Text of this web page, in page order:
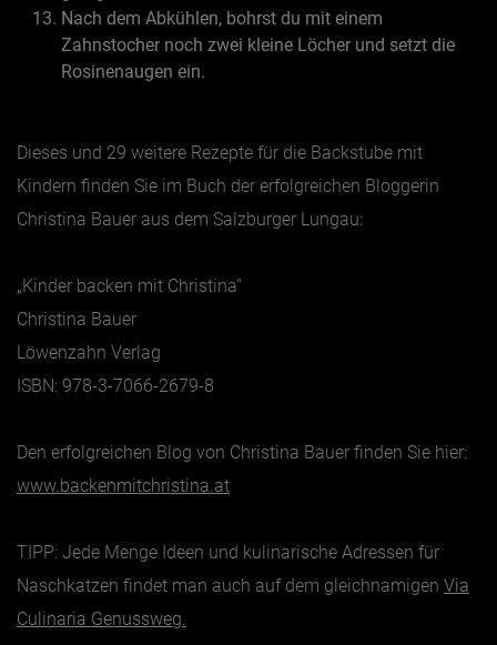
Nach dem Abkühlen, bohrst du mit einem
Zahnstocher noch zwei kleine Löcher und setzt die
Rosinenaugen ein.
Dieses und 29 weitere Rezepte für die Backstube mit
Kindern finden Sie im Buch der erfolgreichen Bloggerin
Christina Bauer aus dem Salzburger Lungau:
„Kinder backen mit Christina“
Christina Bauer
Löwenzahn Verlag
ISBN: 978-3-7066-2679-8
Den erfolgreichen Blog von Christina Bauer finden Sie hier:
www.backenmitchristina.at
TIPP: Jede Menge Ideen und kulinarische Adressen für
Naschkatzen findet man auch auf dem gleichnamigen Via
Culinaria Genussweg.